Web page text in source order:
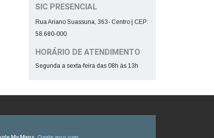
SIC PRESENCIAL
Rua Ariano Suassuna, 363- Centro | CEP:
58.680-000
HORÁRIO DE ATENDIMENTO
Segunda a sexta-feira das 08h às 13h